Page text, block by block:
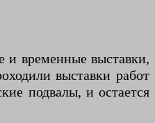
и временные выставки,
выставки работ
подвалы, и остается